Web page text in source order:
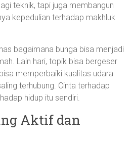
teknik, tapi juga membangun
kepedulian terhadap makhluk
bagaimana bunga bisa menjadi
Lain hari, topik bisa bergeser
memperbaiki kualitas udara
terhubung. Cinta terhadap
hidup itu sendiri.
Aktif dan